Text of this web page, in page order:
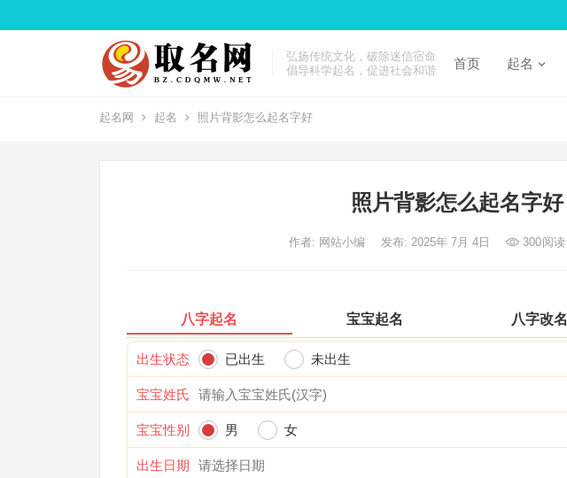
弘扬传统文化，破除迷信宿命
倡导科学起名，促进社会和谐
首页 起名
起名网 起名 照片背影怎么起名字好
照片背影怎么起名字好
作者: 网站小编 发布: 2025年 7月 4日 300阅读
八字起名 宝宝起名 八字改名
出生状态 已出生 未出生
宝宝姓氏
宝宝性别 男 女
出生日期